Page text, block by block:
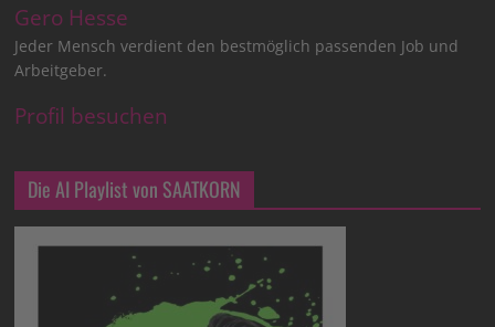
Gero Hesse
Jeder Mensch verdient den bestmöglich passenden Job und
Arbeitgeber.
Profil besuchen
Die AI Playlist von SAATKORN